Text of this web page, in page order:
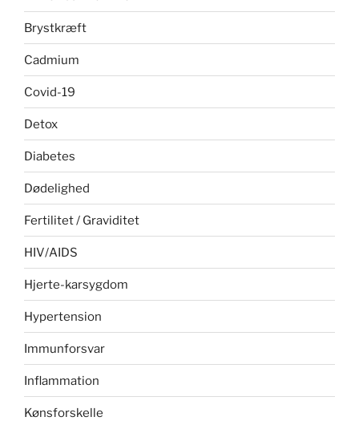
Brystkræft
Cadmium
Covid-19
Detox
Diabetes
Dødelighed
Fertilitet / Graviditet
HIV/AIDS
Hjerte-karsygdom
Hypertension
Immunforsvar
Inflammation
Kønsforskelle